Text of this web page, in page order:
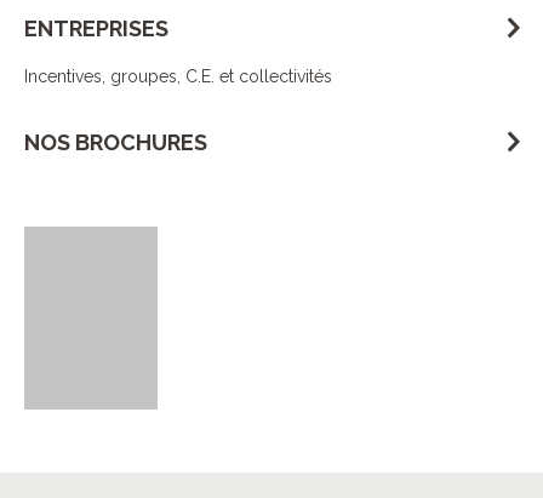
ENTREPRISES
Incentives, groupes, C.E. et collectivités
NOS BROCHURES